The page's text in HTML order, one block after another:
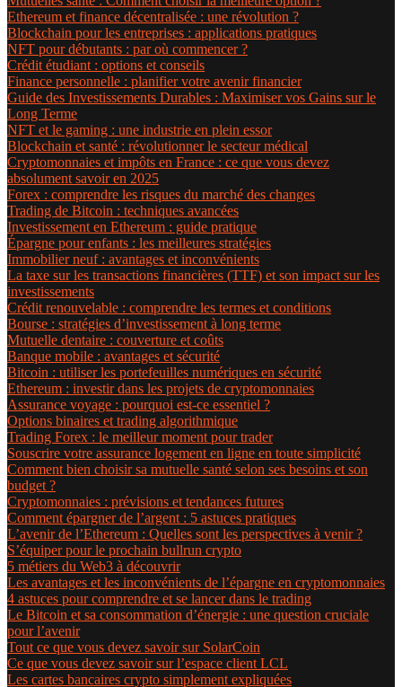
Ethereum et finance décentralisée : une révolution ?
Blockchain pour les entreprises : applications pratiques
NFT pour débutants : par où commencer ?
Crédit étudiant : options et conseils
Finance personnelle : planifier votre avenir financier
Guide des Investissements Durables : Maximiser vos Gains sur le
Long Terme
NFT et le gaming : une industrie en plein essor
Blockchain et santé : révolutionner le secteur médical
Cryptomonnaies et impôts en France : ce que vous devez
absolument savoir en 2025
Forex : comprendre les risques du marché des changes
Trading de Bitcoin : techniques avancées
Investissement en Ethereum : guide pratique
Épargne pour enfants : les meilleures stratégies
Immobilier neuf : avantages et inconvénients
La taxe sur les transactions financières (TTF) et son impact sur les
investissements
Crédit renouvelable : comprendre les termes et conditions
Bourse : stratégies d’investissement à long terme
Mutuelle dentaire : couverture et coûts
Banque mobile : avantages et sécurité
Bitcoin : utiliser les portefeuilles numériques en sécurité
Ethereum : investir dans les projets de cryptomonnaies
Assurance voyage : pourquoi est-ce essentiel ?
Options binaires et trading algorithmique
Trading Forex : le meilleur moment pour trader
Souscrire votre assurance logement en ligne en toute simplicité
Comment bien choisir sa mutuelle santé selon ses besoins et son
budget ?
Cryptomonnaies : prévisions et tendances futures
Comment épargner de l’argent : 5 astuces pratiques
L’avenir de l’Ethereum : Quelles sont les perspectives à venir ?
S’équiper pour le prochain bullrun crypto
5 métiers du Web3 à découvrir
Les avantages et les inconvénients de l’épargne en cryptomonnaies
4 astuces pour comprendre et se lancer dans le trading
Le Bitcoin et sa consommation d’énergie : une question cruciale
pour l’avenir
Tout ce que vous devez savoir sur SolarCoin
Ce que vous devez savoir sur l’espace client LCL
Les cartes bancaires crypto simplement expliquées